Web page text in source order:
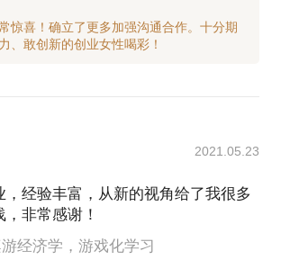
惊喜！确立了更多加强沟通合作。十分期
2021.05.23
，经验丰富，从新的视角给了我很多
非常感谢！
游经济学，游戏化学习